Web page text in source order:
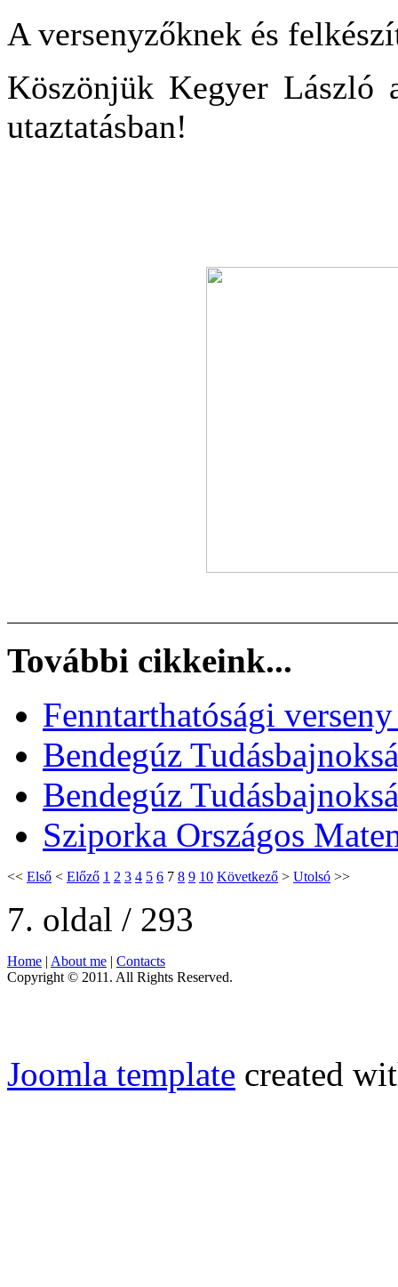
A versenyzőknek és
Köszönjük Kegyer László
utaztatásban!
További cikkeink...
Fenntarthatósági
Bendegúz
Bendegúz
Sziporka Országos
<< Első < Előző 1 2 3 4 5 6 7 8 9 10 Következő > Utolsó >>
7. oldal / 293
Home About me
Contacts
Copyright © 2011. All Rights Reserved.
Joomla template created